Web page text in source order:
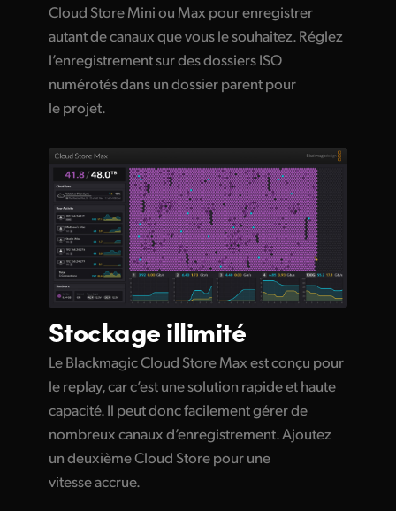
Cloud Store Mini ou Max pour enregistrer
autant de canaux que vous le souhaitez. Réglez
l’enregistrement sur des dossiers ISO
numérotés dans un dossier parent pour
le projet.
Stockage illimité
Le Blackmagic Cloud Store Max est conçu pour
le replay, car c’est une solution rapide et haute
capacité. Il peut donc facilement gérer de
nombreux canaux d’enregistrement. Ajoutez
un deuxième Cloud Store pour une
vitesse accrue.